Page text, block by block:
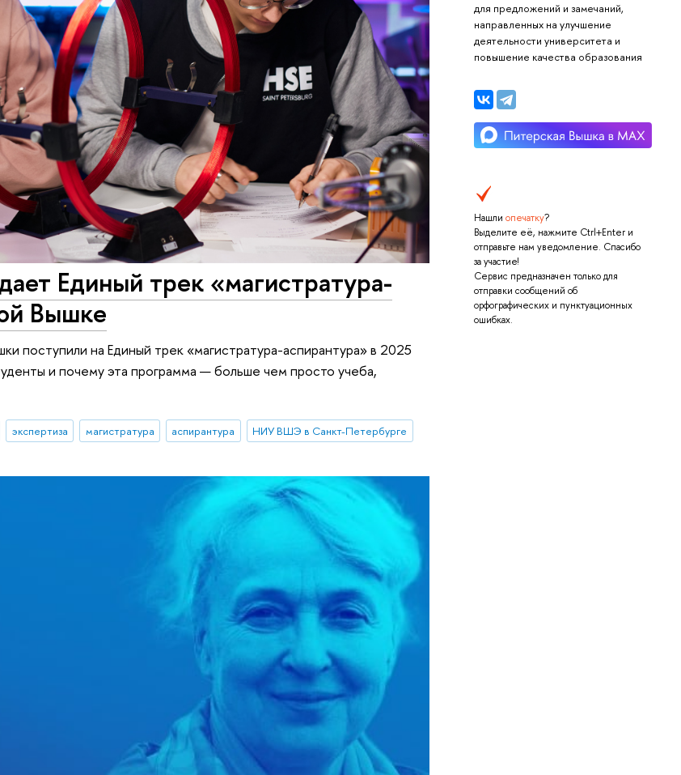
для предложений и замечаний,
направленных на улучшение
деятельности университета и
повышение качества образования
Нашли опечатку?
Выделите её, нажмите Ctrl+Enter и
отправьте нам уведомление. Спасибо
за участие!
Сервис предназначен только для
отправки сообщений об
орфографических и пунктуационных
ошибках.
Единый трек «магистратура-
Вышке
поступили на Единый трек «магистратура-аспирантура» в 2025
и почему эта программа — больше чем просто учеба,
экспертиза магистратура аспирантура НИУ ВШЭ в Санкт-Петербурге